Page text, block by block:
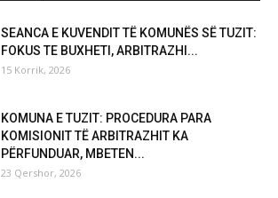
SEANCA E KUVENDIT TË KOMUNËS SË TUZIT:
FOKUS TE BUXHETI, ARBITRAZHI...
15 Korrik, 2026
KOMUNA E TUZIT: PROCEDURA PARA
KOMISIONIT TË ARBITRAZHIT KA
PËRFUNDUAR, MBETEN...
23 Qershor, 2026